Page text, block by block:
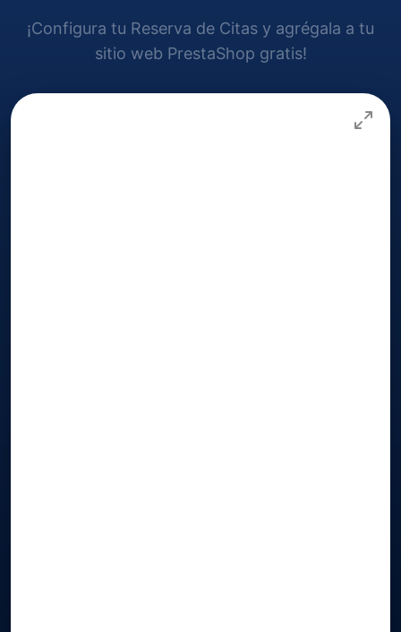
¡Configura tu Reserva de Citas y agrégala a tu
sitio web PrestaShop gratis!